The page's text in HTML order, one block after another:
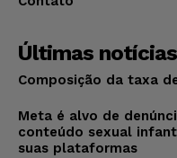
Últimas notícias
Composição da taxa
Meta é alvo de
conteúdo sexual
suas plataformas